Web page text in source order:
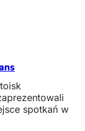
spotkań w